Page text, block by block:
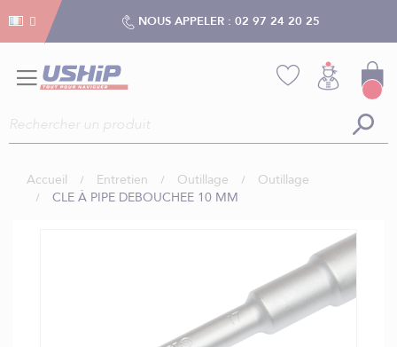
NOUS APPELER : 02 97 24 20 25
Accueil Entretien Outillage
Outillage
CLE À PIPE DEBOUCHEE 10 MM
Gestion des cookies
Gestion des cookies